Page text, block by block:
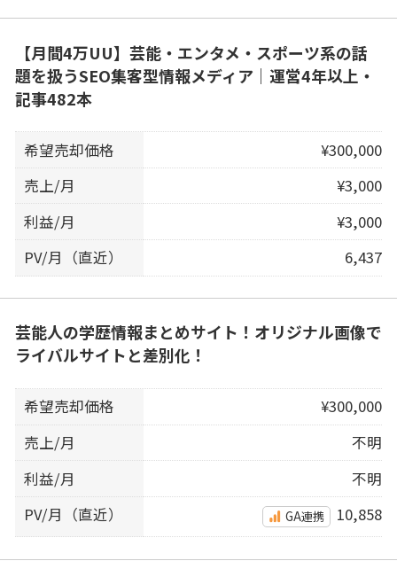
【月間4万UU】芸能・エンタメ・スポーツ系の話
題を扱うSEO集客型情報メディア｜運営4年以上・
記事482本
希望売却価格
¥300,000
売上/月
¥3,000
利益/月
¥3,000
PV/月（直近）
6,437
芸能人の学歴情報まとめサイト！オリジナル画像で
ライバルサイトと差別化！
希望売却価格
¥300,000
売上/月
不明
利益/月
不明
PV/月（直近）
GA連携 10,858